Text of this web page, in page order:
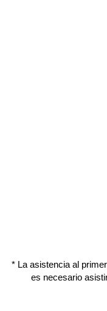
* La asistencia al
es necesario